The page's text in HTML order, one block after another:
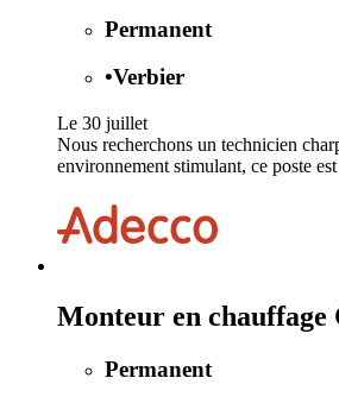
Permanent
•Verbier
Le 30 juillet
Nous recherchons un technicien
environnement stimulant, ce poste
Monteur en
Permanent